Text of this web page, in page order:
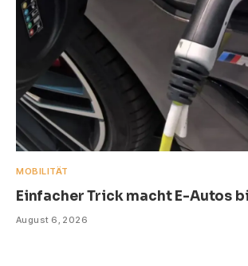
MOBILITÄT
Einfacher Trick macht E-Autos
August 6, 2026